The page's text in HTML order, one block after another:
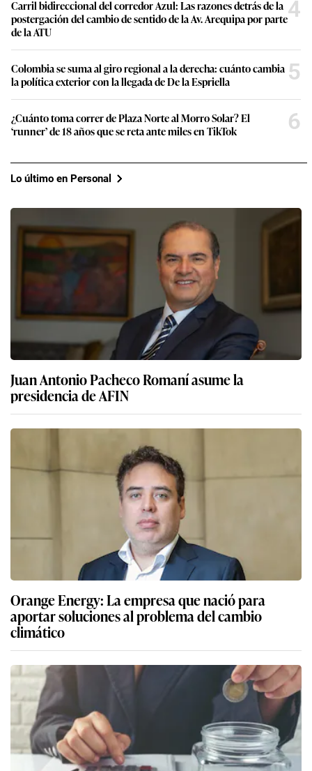
Carril bidireccional del corredor Azul: Las razones detrás de la
postergación del cambio de sentido de la Av. Arequipa por parte
de la ATU
4
Colombia se suma al giro regional a la derecha: cuánto cambia
la política exterior con la llegada de De la Espriella
5
¿Cuánto toma correr de Plaza Norte al Morro Solar? El
‘runner’ de 18 años que se reta ante miles en TikTok
6
Lo último en Personal
Juan Antonio Pacheco Romaní asume la
presidencia de AFIN
Orange Energy: La empresa que nació para
aportar soluciones al problema del cambio
climático